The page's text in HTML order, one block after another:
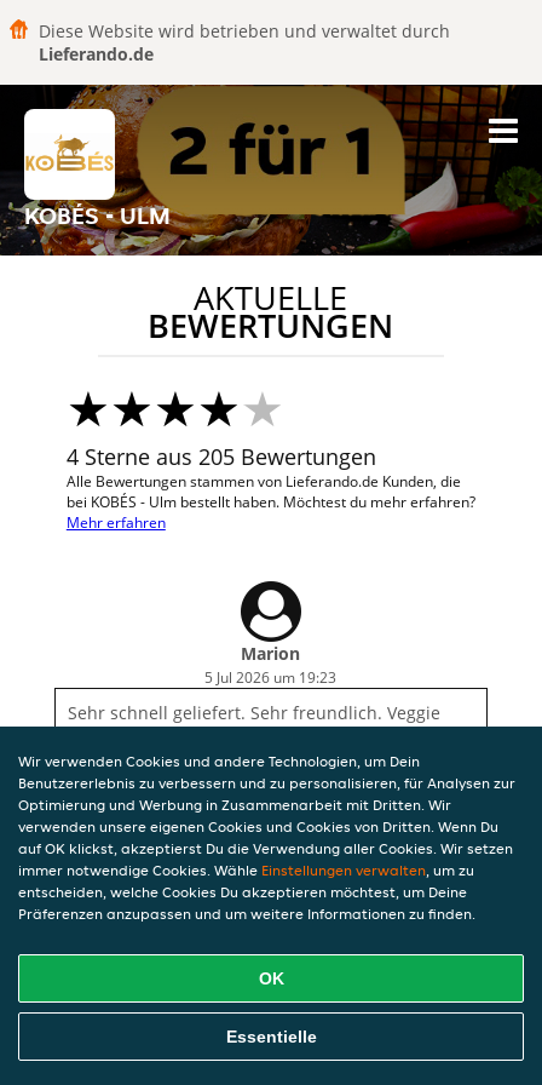
Diese Website wird betrieben und verwaltet durch
Lieferando.de
KOBÉS - ULM
AKTUELLE
BEWERTUNGEN
4 Sterne aus 205 Bewertungen
Alle Bewertungen stammen von Lieferando.de Kunden, die
bei KOBÉS - Ulm bestellt haben. Möchtest du mehr erfahren?
Mehr erfahren
Marion
5 Jul 2026 um 19:23
Sehr schnell geliefert. Sehr freundlich. Veggie
Wir verwenden Cookies und andere Technologien, um Dein
Benutzererlebnis zu verbessern und zu personalisieren, für Analysen zur
Optimierung und Werbung in Zusammenarbeit mit Dritten. Wir
verwenden unsere eigenen Cookies und Cookies von Dritten. Wenn Du
auf OK klickst, akzeptierst Du die Verwendung aller Cookies. Wir setzen
immer notwendige Cookies. Wähle Einstellungen verwalten, um zu
entscheiden, welche Cookies Du akzeptieren möchtest, um Deine
Präferenzen anzupassen und um weitere Informationen zu finden.
OK
Essentielle